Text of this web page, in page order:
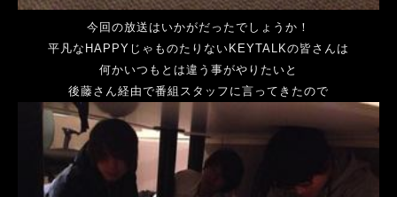
今回の放送はいかがだったでしょうか！
平凡なHAPPYじゃものたりないKEYTALKの皆さんは
何かいつもとは違う事がやりたいと
後藤さん経由で番組スタッフに言ってきたので